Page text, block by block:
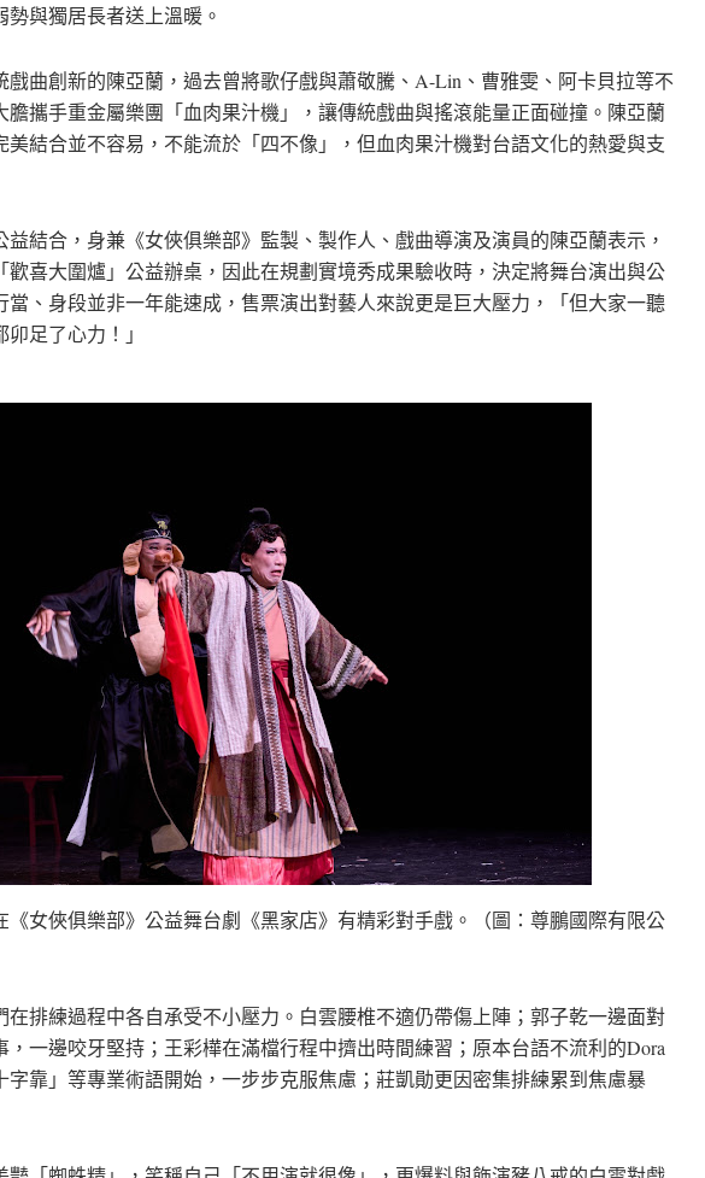
與獨居長者送上溫暖。
戲曲創新的陳亞蘭，過去曾將歌仔戲與蕭敬騰、A-Lin、曹雅雯、阿卡貝拉等不
膽攜手重金屬樂團「血肉果汁機」，讓傳統戲曲與搖滾能量正面碰撞。陳亞蘭
結合並不容易，不能流於「四不像」，但血肉果汁機對台語文化的熱愛與支
結合，身兼《女俠俱樂部》監製、製作人、戲曲導演及演員的陳亞蘭表示，
歡喜大圍爐」公益辦桌，因此在規劃實境秀成果驗收時，決定將舞台演出與公
當、身段並非一年能速成，售票演出對藝人來說更是巨大壓力，「但大家一聽
足了心力！」
《女俠俱樂部》公益舞台劇《黑家店》有精彩對手戲。（圖：尊鵬國際有限公
在排練過程中各自承受不小壓力。白雲腰椎不適仍帶傷上陣；郭子乾一邊面對
一邊咬牙堅持；王彩樺在滿檔行程中擠出時間練習；原本台語不流利的Dora
字靠」等專業術語開始，一步步克服焦慮；莊凱勛更因密集排練累到焦慮暴